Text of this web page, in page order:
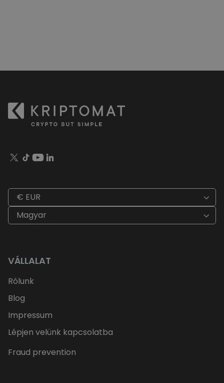
€ EUR
Magyar
VÁLLALAT
Rólunk
Blog
Impressum
Lépjen velünk kapcsolatba
Fraud prevention